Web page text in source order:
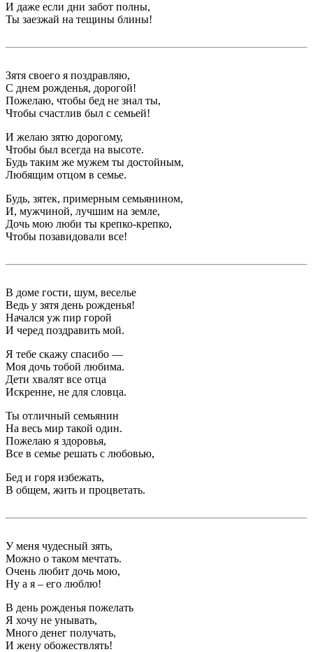
И даже если дни забот полны,
Ты заезжай на тещины блины!
Зятя своего я поздравляю,
С днем рожденья, дорогой!
Пожелаю, чтобы бед не знал ты,
Чтобы счастлив был с семьей!
И желаю зятю дорогому,
Чтобы был всегда на высоте.
Будь таким же мужем ты достойным,
Любящим отцом в семье.
Будь, зятек, примерным семьянином,
И, мужчиной, лучшим на земле,
Дочь мою люби ты крепко-крепко,
Чтобы позавидовали все!
В доме гости, шум, веселье
Ведь у зятя день рожденья!
Начался уж пир горой
И черед поздравить мой.
Я тебе скажу спасибо —
Моя дочь тобой любима.
Дети хвалят все отца
Искренне, не для словца.
Ты отличный семьянин
На весь мир такой один.
Пожелаю я здоровья,
Все в семье решать с любовью,
Бед и горя избежать,
В общем, жить и процветать.
У меня чудесный зять,
Можно о таком мечтать.
Очень любит дочь мою,
Ну а я – его люблю!
В день рожденья пожелать
Я хочу не унывать,
Много денег получать,
И жену обожествлять!